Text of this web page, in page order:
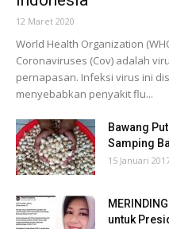
12 Maret 2020
World Health Organization
Coronaviruses (Cov) adalah
pernapasan. Infeksi virus ini
menyebabkan penyakit flu...
Bawang
Samping
15 Januari
untuk